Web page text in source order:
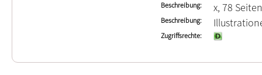
Beschreibung x, 78 Seiten
Beschreibung
Zugriffsrechte